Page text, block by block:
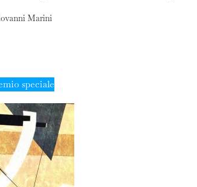
Marini
speciale